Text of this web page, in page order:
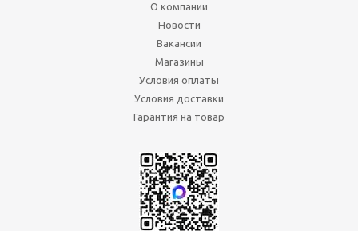
О компании
Новости
Вакансии
Магазины
Условия оплаты
Условия доставки
Гарантия на товар